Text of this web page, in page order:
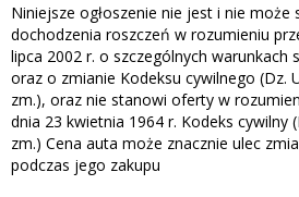
Niniejsze ogłoszenie nie jest i nie
dochodzenia roszczeń w rozumieniu
lipca 2002 r. o szczególnych warunkach
oraz o zmianie Kodeksu cywilnego (Dz.
zm.), oraz nie stanowi oferty w
dnia 23 kwietnia 1964 r. Kodeks cywilny
zm.) Cena auta może znacznie ulec
podczas jego zakupu